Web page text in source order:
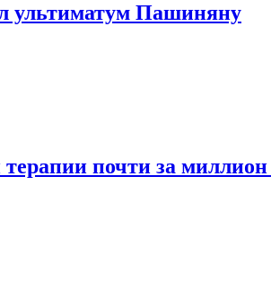
ультиматум Пашиняну
почти за миллион